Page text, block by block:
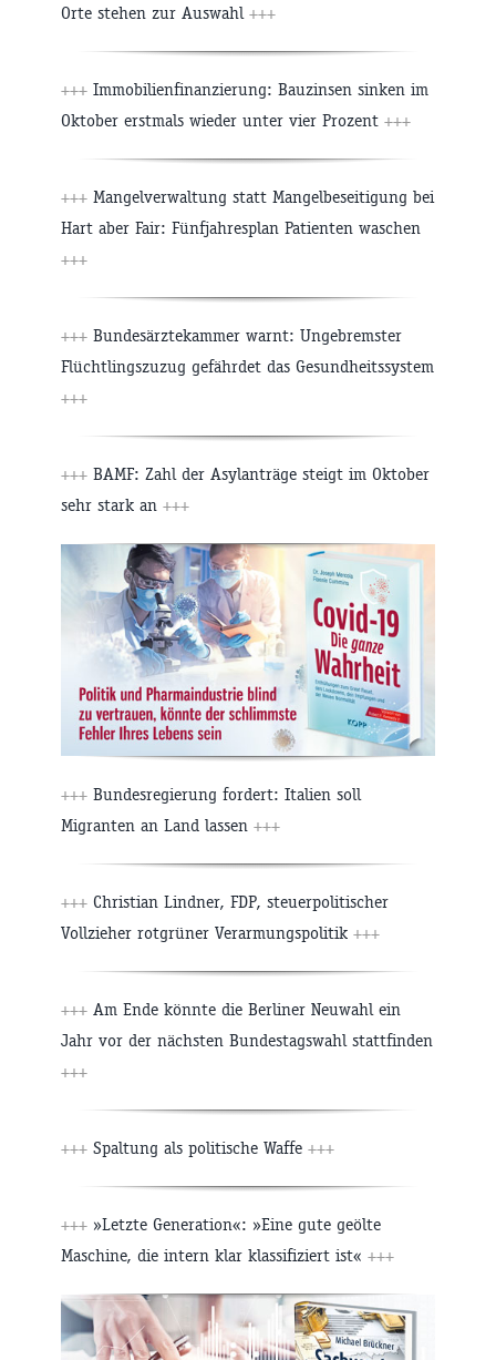
Orte stehen zur Auswahl +++
+++ Immobilienfinanzierung: Bauzinsen sinken im
Oktober erstmals wieder unter vier Prozent +++
+++ Mangelverwaltung statt Mangelbeseitigung bei
Hart aber Fair: Fünfjahresplan Patienten waschen
+++
+++ Bundesärztekammer warnt: Ungebremster
Flüchtlingszuzug gefährdet das Gesundheitssystem
+++
+++ BAMF: Zahl der Asylanträge steigt im Oktober
sehr stark an +++
+++ Bundesregierung fordert: Italien soll
Migranten an Land lassen +++
+++ Christian Lindner, FDP, steuerpolitischer
Vollzieher rotgrüner Verarmungspolitik +++
+++ Am Ende könnte die Berliner Neuwahl ein
Jahr vor der nächsten Bundestagswahl stattfinden
+++
+++ Spaltung als politische Waffe +++
+++ »Letzte Generation«: »Eine gute geölte
Maschine, die intern klar klassifiziert ist« +++